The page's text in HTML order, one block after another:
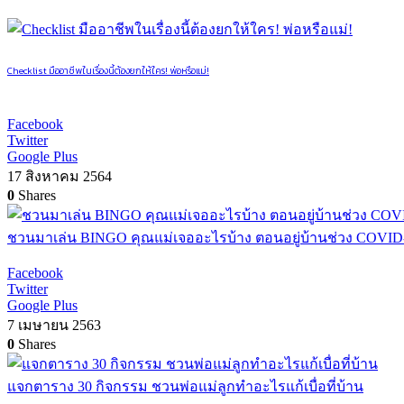
Checklist มืออาชีพในเรื่องนี้ต้องยกให้ใคร! พ่อหรือแม่!
Facebook
Twitter
Google Plus
17 สิงหาคม 2564
0 Shares
ชวนมาเล่น BINGO คุณแม่เจออะไรบ้าง ตอนอยู่บ้านช่วง
Facebook
Twitter
Google Plus
7 เมษายน 2563
0 Shares
แจกตาราง 30 กิจกรรม ชวนพ่อแม่ลูกทำอะไรแก้เบื่อที่บ้าน